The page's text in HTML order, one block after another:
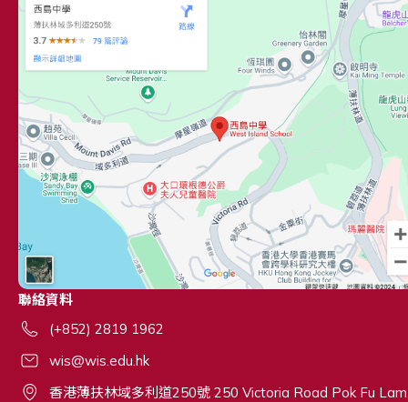
聯絡資料
(+852) 2819 1962
wis@wis.edu.hk
香港薄扶林域多利道250號 250 Victoria Road Pok Fu